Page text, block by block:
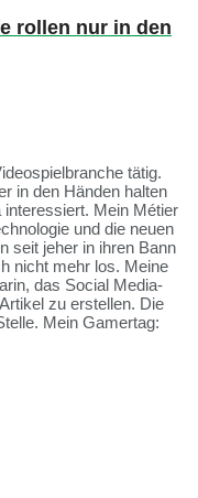
rollen nur in den
tätig.
in den Händen halten
Mein Métier
und die neuen
seit jeher in ihren Bann
nicht mehr los. Meine
das Social Media-
zu erstellen. Die
Mein Gamertag: